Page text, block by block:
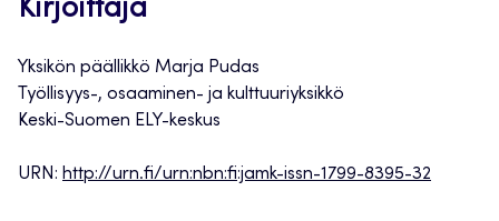
Kirjoittaja
Yksikön päällikkö Marja Pudas
Työllisyys-, osaaminen- ja kulttuuriyksikkö
Keski-Suomen ELY-keskus
URN: http://urn.fi/urn:nbn:fi:jamk-issn-1799-8395-32